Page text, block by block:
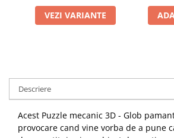
VEZI VARIANTE
Descriere
Acest Puzzle mecanic 3D - Glob
provocare cand vine vorba de a pune